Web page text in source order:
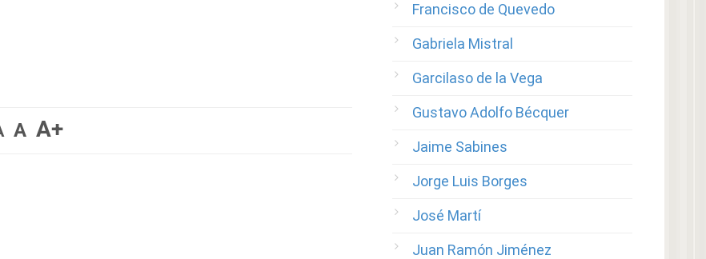
A A+
Francisco de Quevedo
Gabriela Mistral
Garcilaso de la Vega
Gustavo Adolfo Bécquer
Jaime Sabines
Jorge Luis Borges
José Martí
Juan Ramón Jiménez